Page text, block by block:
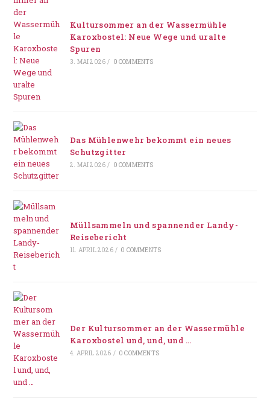
Kultursommer an der Wassermühle
Karoxbostel: Neue Wege und uralte
Spuren
3. MAI 2026 / 0 COMMENTS
Das Mühlenwehr bekommt ein neues
Schutzgitter
2. MAI 2026 / 0 COMMENTS
Müllsammeln und spannender Landy-
Reisebericht
11. APRIL 2026 / 0 COMMENTS
Der Kultursommer an der Wassermühle
Karoxbostel und, und, und …
4. APRIL 2026 / 0 COMMENTS